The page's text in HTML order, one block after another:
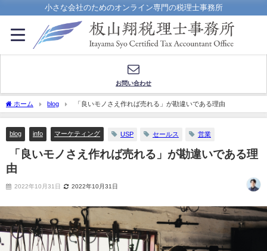
小さな会社のためのオンライン専門の税理士事務所
お問い合わせ
ホーム blog 「良いモノさえ作れば売れる」が勘違いである理由
blog info マーケティング USP セールス 営業
「良いモノさえ作れば売れる」が勘違いである理
由
2022年10月31日 2022年10月31日